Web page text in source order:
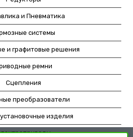
и Пневматика
системы
и графитовые решения
ремни
Сцепления
преобразователи
изделия